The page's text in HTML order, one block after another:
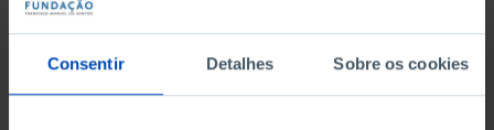
Consentir Detalhes Sobre os cookies
DATA DE INÍCIO
DATA DE FIM